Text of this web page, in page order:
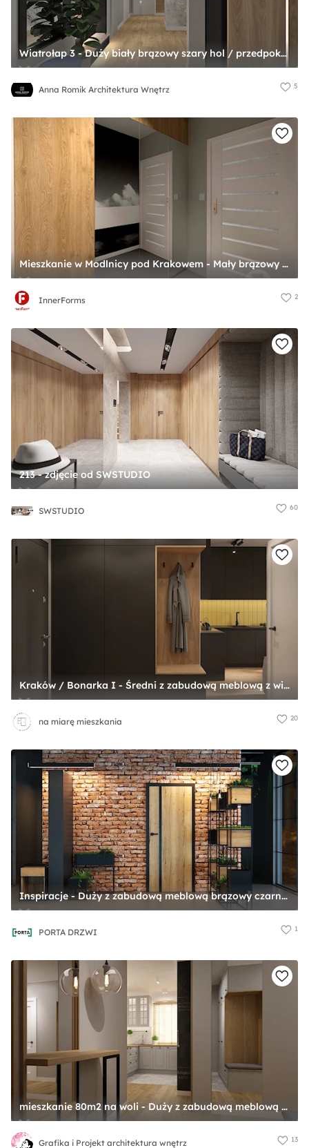
Wiatrołap 3 - Duży biały brązowy szary hol / przedpokój, styl nowoczesny - zdjęcie od Anna Romik Architektura Wnętrz
Anna Romik Architektura Wnętrz 5
Mieszkanie w Modlnicy pod Krakowem - Mały brązowy szary hol / przedpokój, styl skandynawski - zdjęcie od InnerForms
InnerForms 2
213 - zdjęcie od SWSTUDIO
SWSTUDIO 60
Kraków / Bonarka I - Średni z zabudową meblową z wieszakiem brązowy czarny szary z farbą na ścianie z drzwiami przylgowymi z drzwiami ukrytymi z gładkimi drzwiami hol / przedpokój, styl industrialny - zdjęcie od na miarę mieszkania
na miarę mieszkania 20
Inspiracje - Duży z zabudową meblową brązowy czarny szary z farbą na ścianie z drewnianymi drzwiami z gładkimi drzwiami hol / przedpokój, styl industrialny - zdjęcie od PORTA DRZWI
PORTA DRZWI 1
mieszkanie 80m2 na woli - Duży z zabudową meblową z wieszakiem z prostokątnym lustrem beżowy brązowy szary z lustrem na ścianie z farbą na ścianie z lamelami na ścianie z frezowanymi drzwiami hol / przedpokój, styl skandynawski - zdjęcie od Grafika i Projekt architektura wnętrz
Grafika i Projekt architektura wnętrz 13